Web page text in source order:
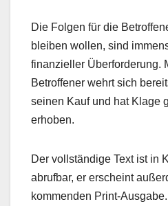
Die Folgen für die
bleiben wollen, sind
finanzieller Überforderung.
Betroffener wehrt sich
seinen Kauf und hat Klage
erhoben.
Der vollständige Text ist in
abrufbar, er erscheint
kommenden Print-